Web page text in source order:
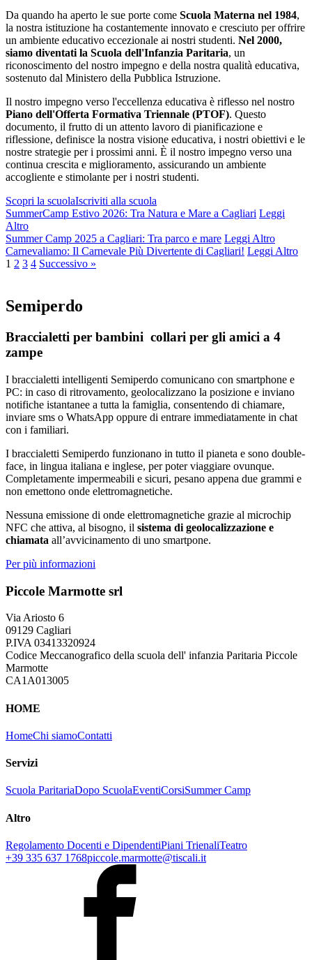
Da quando ha aperto le sue porte come Scuola Materna nel 1984,
la nostra istituzione ha costantemente innovato e cresciuto per offrire
un ambiente educativo eccezionale ai nostri studenti. Nel 2000,
siamo diventati la Scuola dell'Infanzia Paritaria, un
riconoscimento del nostro impegno e della nostra qualità educativa,
sostenuto dal Ministero della Pubblica Istruzione.
Il nostro impegno verso l'eccellenza educativa è riflesso nel nostro
Piano dell'Offerta Formativa Triennale (PTOF). Questo
documento, il frutto di un attento lavoro di pianificazione e
riflessione, definisce la nostra visione educativa, i nostri obiettivi e le
nostre strategie per i prossimi anni. È il nostro impegno verso una
continua crescita e miglioramento, assicurando un ambiente
accogliente e stimolante per i nostri studenti.
Scopri la scuolaIscriviti alla scuola
SummerCamp Estivo 2026: Tra Natura e Mare a Cagliari Leggi
Altro
Summer Camp 2025 a Cagliari: Tra parco e mare Leggi Altro
Carnevaliamo: Il Carnevale Più Divertente di Cagliari! Leggi Altro
1 2 3 4 Successivo »
Semiperdo
Braccialetti per bambini collari per gli amici a 4
zampe
I braccialetti intelligenti Semiperdo comunicano con smartphone e
PC: in caso di ritrovamento, geolocalizzano la posizione e inviano
notifiche istantanee a tutta la famiglia, consentendo di chiamare,
inviare sms o WhatsApp oppure di entrare immediatamente in chat
con i familiari.
I braccialetti Semiperdo funzionano in tutto il pianeta e sono double-
face, in lingua italiana e inglese, per poter viaggiare ovunque.
Completamente impermeabili e sicuri, pesano appena due grammi e
non emettono onde elettromagnetiche.
Nessuna emissione di onde elettromagnetiche grazie al microchip
NFC che attiva, al bisogno, il sistema di geolocalizzazione e
chiamata all’avvicinamento di uno smartpone.
Per più informazioni
Piccole Marmotte srl
Via Ariosto 6
09129 Cagliari
P.IVA 03413320924
Codice Meccanografico della scuola dell' infanzia Paritaria Piccole
Marmotte
CA1A013005
HOME
HomeChi siamoContatti
Servizi
Scuola ParitariaDopo ScuolaEventiCorsiSummer Camp
Altro
Regolamento Docenti e DipendentiPiani TrienaliTeatro
+39 335 637 1768piccole.marmotte@tiscali.it